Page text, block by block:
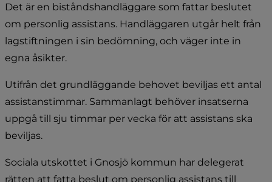
Det är en biståndshandläggare som fattar beslutet
om personlig assistans. Handläggaren utgår helt från
lagstiftningen i sin bedömning, och väger inte in
egna åsikter.
Utifrån det grundläggande behovet beviljas ett antal
assistanstimmar. Sammanlagt behöver insatserna
uppgå till sju timmar per vecka för att assistans ska
beviljas.
Sociala utskottet i Gnosjö kommun har delegerat
rätten att fatta beslut om personlig assistans till